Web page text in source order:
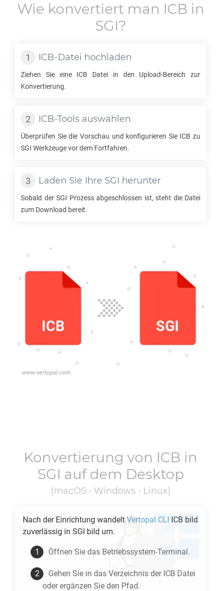
Wie konvertiert man ICB in
SGI?
ICB-Datei hochladen
Ziehen Sie eine ICB Datei in den Upload-Bereich zur
Konvertierung.
ICB-Tools auswählen
Überprüfen Sie die Vorschau und konfigurieren Sie ICB zu
SGI Werkzeuge vor dem Fortfahren.
Laden Sie Ihre SGI herunter
Sobald der SGI Prozess abgeschlossen ist, steht die Datei
zum Download bereit.
Konvertierung von ICB in
SGI auf dem Desktop
(macOS • Windows • Linux)
Nach der Einrichtung wandelt Vertopal CLI ICB bild
zuverlässig in SGI bild um.
Öffnen Sie das Betriebssystem-Terminal.
Gehen Sie in das Verzeichnis der ICB Datei
oder ergänzen Sie den Pfad.